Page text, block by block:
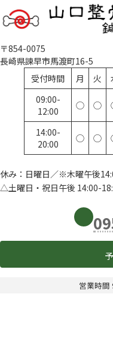
〒854-0075
長崎県諫早市馬渡町16-5
受付時間
月 火
09:00-
12:00
◯ ◯
14:00-
20:00
◯ ◯
休み：日曜日／※木曜午後
△土曜日・祝日午後 14:00-
営業時間